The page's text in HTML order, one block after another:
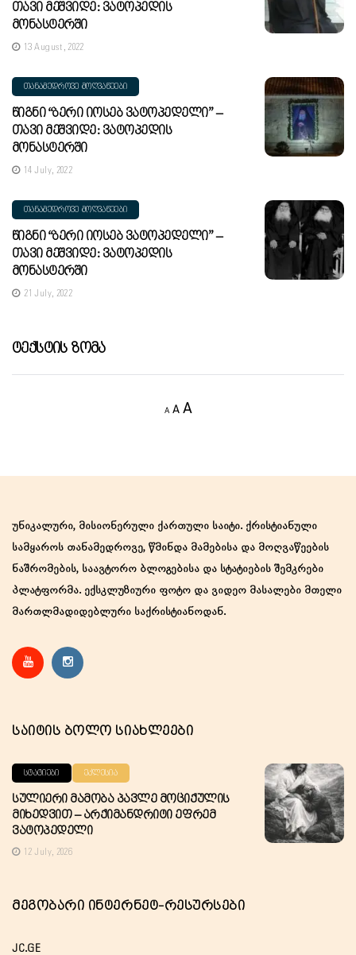
Თავი Მეშვიდე: Ვატოპედის
Მონასტერში
13 August, 2022
ᲗᲐᲜᲐᲛᲔᲓᲠᲝᲕᲔ ᲛᲝᲦᲕᲐᲬᲔᲔᲑᲘ
Წიგნი “ბერი Იოსებ Ვატოპედელი” –
Თავი Მეშვიდე: Ვატოპედის
Მონასტერში
14 July, 2022
ᲗᲐᲜᲐᲛᲔᲓᲠᲝᲕᲔ ᲛᲝᲦᲕᲐᲬᲔᲔᲑᲘ
Წიგნი “ბერი Იოსებ Ვატოპედელი” –
Თავი Მეშვიდე: Ვატოპედის
Მონასტერში
21 July, 2022
Ტექსტის Ზომა
A
Decrease
A Reset
AIncrease
უნიკალური, მისიონერული ქართული საიტი. ქრისტიანული
სამყაროს თანამედროვე, წმინდა მამებისა და მოღვაწეების
ნაშრომების, საავტორო ბლოგებისა და სტატიების შემკრები
პლატფორმა. ექსკლუზიური ფოტო და ვიდეო მასალები მთელი
მართლმადიდებლური საქრისტიანოდან.
Საიტის Ბოლო Სიახლეები
ᲡᲢᲐᲢᲘᲔᲑᲘ ᲔᲙᲚᲔᲡᲘᲐ
Სულიერი Მამობა Პავლე Მოციქულის
Მიხედვით – Არქიმანდრიტი Ეფრემ
Ვატოპედელი
12 July, 2026
Მეგობარი Ინტერნეტ-Რესურსები
JC.GE